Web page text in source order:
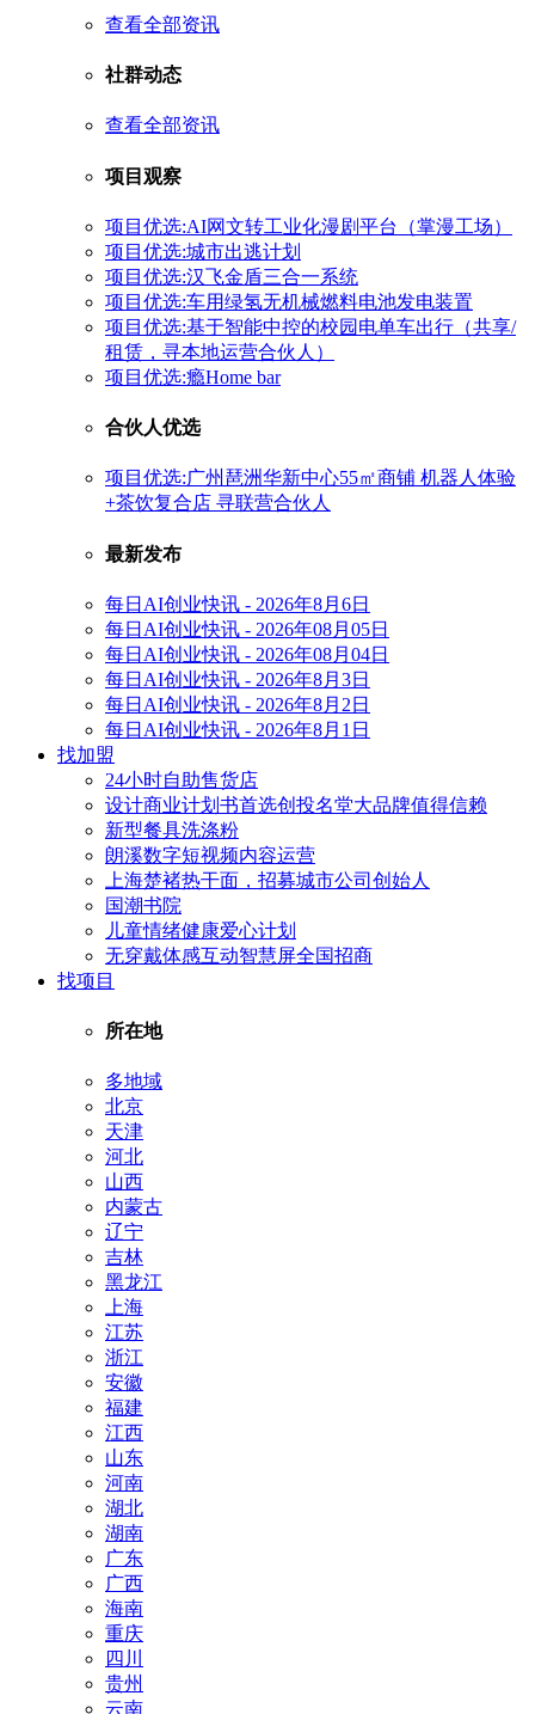
查看全部资讯
社群动态
查看全部资讯
项目观察
项目优选:AI网文转工业化漫剧平台（掌漫工场）
项目优选:城市出逃计划
项目优选:汉飞金盾三合一系统
项目优选:车用绿氢无机械燃料电池发电装置
项目优选:基于智能中控的校园电单车出行（共享/
租赁，寻本地运营合伙人）
项目优选:瘾Home bar
合伙人优选
项目优选:广州琶洲华新中心55㎡商铺 机器人体验
+茶饮复合店 寻联营合伙人
最新发布
每日AI创业快讯 - 2026年8月6日
每日AI创业快讯 - 2026年08月05日
每日AI创业快讯 - 2026年08月04日
每日AI创业快讯 - 2026年8月3日
每日AI创业快讯 - 2026年8月2日
每日AI创业快讯 - 2026年8月1日
找加盟
24小时自助售货店
设计商业计划书首选创投名堂大品牌值得信赖
新型餐具洗涤粉
朗溪数字短视频内容运营
上海楚褚热干面，招募城市公司创始人
国潮书院
儿童情绪健康爱心计划
无穿戴体感互动智慧屏全国招商
找项目
所在地
多地域
北京
天津
河北
山西
内蒙古
辽宁
吉林
黑龙江
上海
江苏
浙江
安徽
福建
江西
山东
河南
湖北
湖南
广东
广西
海南
重庆
四川
贵州
云南